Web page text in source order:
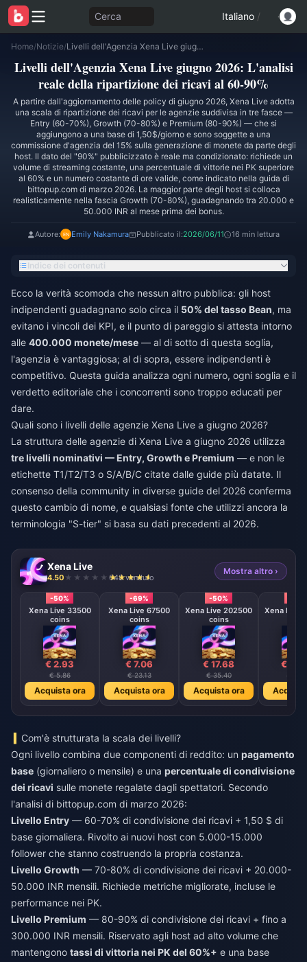
Cerca Italiano /
Home/Notizie/ Livelli dell'Agenzia Xena Live giugno 2026: L'analisi reale della ripartizione dei ricavi al 60-90%
Livelli dell'Agenzia Xena Live giugno 2026: L'analisi
reale della ripartizione dei ricavi al 60-90%
A partire dall'aggiornamento delle policy di giugno 2026, Xena Live adotta
una scala di ripartizione dei ricavi per le agenzie suddivisa in tre fasce —
Entry (60-70%), Growth (70-80%) e Premium (80-90%) — che si
aggiungono a una base di 1,50$/giorno e sono soggette a una
commissione d'agenzia del 15% sulla generazione di monete da parte degli
host. Il dato del "90%" pubblicizzato è reale ma condizionato: richiede un
volume di streaming costante, una percentuale di vittorie nei PK superiore
al 60% e un numero costante di ore valide, come indicato nella guida di
bittopup.com di marzo 2026. La maggior parte degli host si colloca
realisticamente nella fascia Growth (70-80%), guadagnando tra 20.000 e
50.000 INR al mese prima dei bonus.
Autore: Emily Nakamura Pubblicato il:2026/06/11 16 min lettura
Indice dei contenuti
Ecco la verità scomoda che nessun altro pubblica: gli host
indipendenti guadagnano solo circa il 50% del tasso Bean, ma
evitano i vincoli dei KPI, e il punto di pareggio si attesta intorno
alle 400.000 monete/mese — al di sotto di questa soglia,
l'agenzia è vantaggiosa; al di sopra, essere indipendenti è
competitivo. Questa guida analizza ogni numero, ogni soglia e il
verdetto editoriale che i concorrenti sono troppo educati per
dare.
Quali sono i livelli delle agenzie Xena Live a giugno 2026?
La struttura delle agenzie di Xena Live a giugno 2026 utilizza
tre livelli nominativi — Entry, Growth e Premium — e non le
etichette T1/T2/T3 o S/A/B/C citate dalle guide più datate. Il
consenso della community in diverse guide del 2026 conferma
questo cambio di nome, e qualsiasi fonte che utilizzi ancora la
terminologia "S-tier" si basa su dati precedenti al 2026.
Xena Live
4.50 648 venduto
Mostra altro ›
-50%
Xena Live 33500
coins
€ 2.93
€ 5.86
Acquista ora
-69%
Xena Live 67500
coins
€ 7.06
€ 23.13
Acquista ora
-50%
Xena Live 202500
coins
€ 17.68
€ 35.40
Acquista ora
Xena Live
€
€
Com'è strutturata la scala dei livelli?
Ogni livello combina due componenti di reddito: un pagamento
base (giornaliero o mensile) e una percentuale di condivisione
dei ricavi sulle monete regalate dagli spettatori. Secondo
l'analisi di bittopup.com di marzo 2026:
Livello Entry — 60-70% di condivisione dei ricavi + 1,50 $ di
base giornaliera. Rivolto ai nuovi host con 5.000-15.000
follower che stanno costruendo la propria costanza.
Livello Growth — 70-80% di condivisione dei ricavi + 20.000-
50.000 INR mensili. Richiede metriche migliorate, incluse le
performance nei PK.
Livello Premium — 80-90% di condivisione dei ricavi + fino a
300.000 INR mensili. Riservato agli host ad alto volume che
mantengono tassi di vittoria nei PK del 60%+ e una base